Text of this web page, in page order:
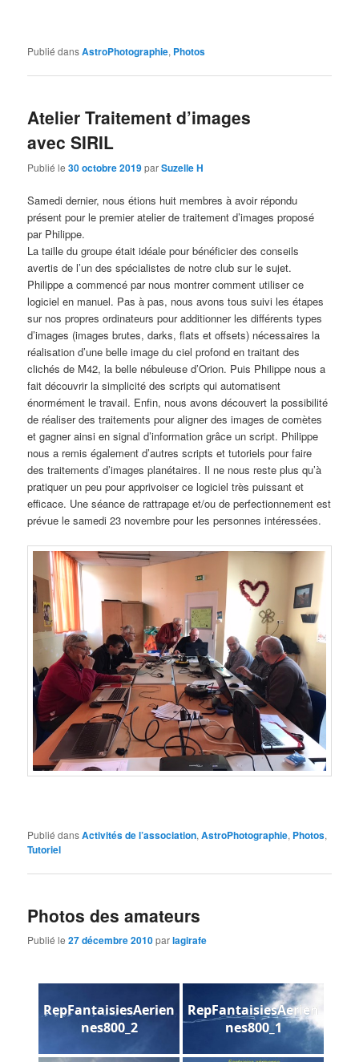
Publié dansAstroPhotographie, Photos
Atelier Traitement d’images
avec SIRIL
Publié le30 octobre 2019parSuzelle H
Samedi dernier, nous étions huit membres à avoir répondu
présent pour le premier atelier de traitement d’images proposé
par Philippe.
La taille du groupe était idéale pour bénéficier des conseils
avertis de l’un des spécialistes de notre club sur le sujet.
Philippe a commencé par nous montrer comment utiliser ce
logiciel en manuel. Pas à pas, nous avons tous suivi les étapes
sur nos propres ordinateurs pour additionner les différents types
d’images (images brutes, darks, flats et offsets) nécessaires la
réalisation d’une belle image du ciel profond en traitant des
clichés de M42, la belle nébuleuse d’Orion. Puis Philippe nous a
fait découvrir la simplicité des scripts qui automatisent
énormément le travail. Enfin, nous avons découvert la possibilité
de réaliser des traitements pour aligner des images de comètes
et gagner ainsi en signal d’information grâce un script. Philippe
nous a remis également d’autres scripts et tutoriels pour faire
des traitements d’images planétaires. Il ne nous reste plus qu’à
pratiquer un peu pour apprivoiser ce logiciel très puissant et
efficace. Une séance de rattrapage et/ou de perfectionnement est
prévue le samedi 23 novembre pour les personnes intéressées.
Publié dansActivités de l’association,AstroPhotographie, Photos,
Tutoriel
Photos des amateurs
Publié le27 décembre 2010parlagirafe
RepFantaisiesAerien
nes800_2
RepFantaisiesAerien
nes800_1